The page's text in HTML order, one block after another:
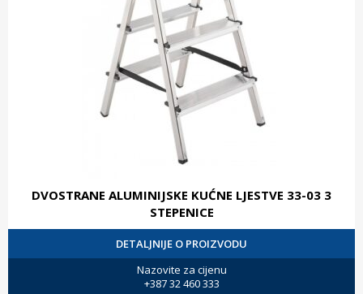
DVOSTRANE ALUMINIJSKE KUĆNE LJESTVE 33-03 3
STEPENICE
DETALJNIJE O PROIZVODU
Nazovite za cijenu
+387 32 460 333